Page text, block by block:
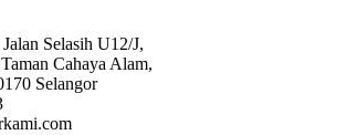
Selasih U12/J,
Cahaya Alam,
Selangor